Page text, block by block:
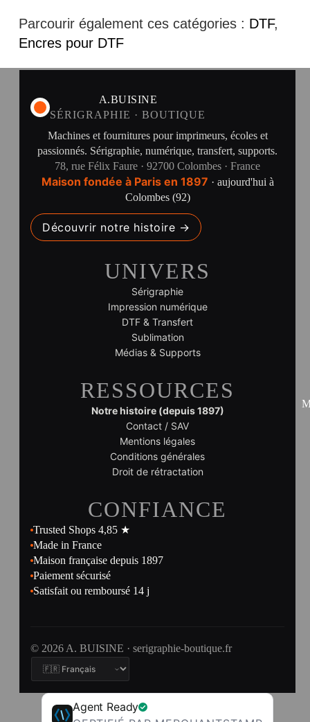
Parcourir également ces catégories : DTF,
Encres pour DTF
A.BUISINE
SÉRIGRAPHIE · BOUTIQUE
Machines et fournitures pour imprimeurs, écoles et
passionnés. Sérigraphie, numérique, transfert, supports.
78, rue Félix Faure · 92700 Colombes · France
Maison fondée à Paris en 1897 · aujourd'hui à
Colombes (92)
Découvrir notre histoire →
UNIVERS
Sérigraphie
Impression numérique
DTF & Transfert
Sublimation
Médias & Supports
RESSOURCES
Notre histoire (depuis 1897)
Contact / SAV
Mentions légales
Conditions générales
Droit de rétractation
CONFIANCE
Trusted Shops 4,85 ★
Made in France
Maison française depuis 1897
Paiement sécurisé
Satisfait ou remboursé 14 j
© 2026 A. BUISINE · serigraphie-boutique.fr
Agent Ready